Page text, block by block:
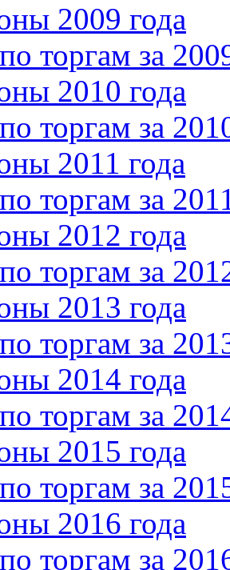
2009 года
торгам за
2010 года
торгам за
2011 года
торгам за
2012 года
торгам за
2013 года
торгам за
2014 года
торгам за
2015 года
торгам за
2016 года
торгам за